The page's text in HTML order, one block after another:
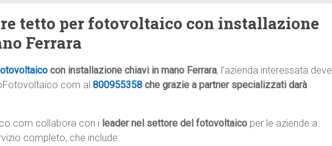
tetto per fotovoltaico con installazione
Ferrara
con installazione chiavi in mano Ferrara, l’azienda interessata deve
al 800955358 che grazie a partner specializzati darà
collabora con i leader nel settore del fotovoltaico per le aziende a
completo, che include: